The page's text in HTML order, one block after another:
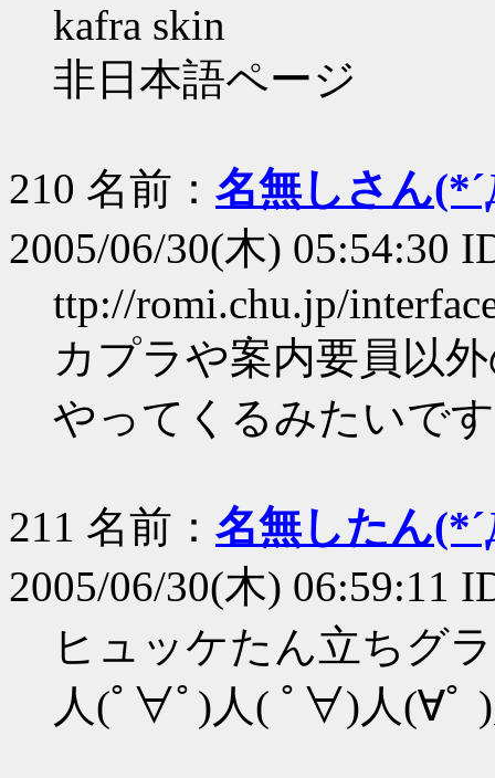
kafra skin
非日本語ページ
210 名前： 名無しさん
2005/06/30(木) 05:54:30
ttp://romi.chu.jp/
カプラや案内要員以
やってくるみたいで
211 名前： 名無したん
2005/06/30(木) 06:59:11
ヒュッケたん立ち
人(ﾟ∀ﾟ)人( ﾟ∀)人(∀